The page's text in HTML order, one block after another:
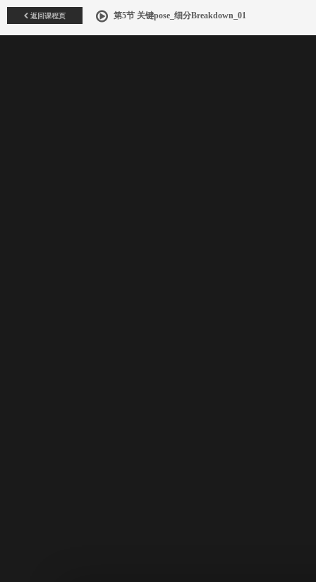
返回课程页 第5节 关键pose_细分Breakdown_01